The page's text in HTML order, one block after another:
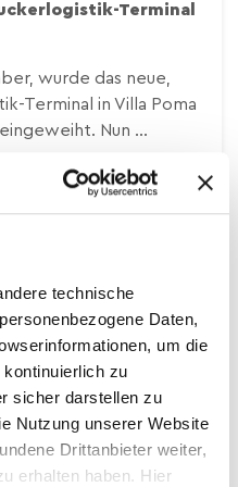
technische
Daten,
um die
zu
sicher darstellen zu
Nutzung unserer Website
Drittanbieter weiter,
erhalten haben. Hier
Terminal
wurde das neue,
Terminal in Villa Poma
Nun ...
15.02.2024